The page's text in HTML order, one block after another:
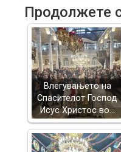
Продолжете
Влегувањето на
Спасителот Господ
Исус Христос во…